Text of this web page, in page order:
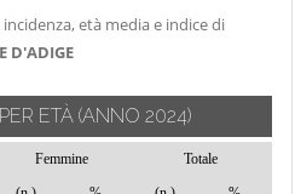
Spormaggiore
Stenico
Storo
età media e indice di
D'ADIGE
ETÀ (ANNO 2024)
Femmine
Totale